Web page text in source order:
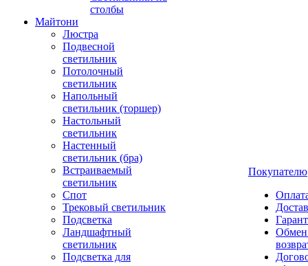
столбы
Майтони
Люстра
Подвесной
светильник
Потолочный
светильник
Напольный
светильник (торшер)
Настольный
светильник
Настенный
светильник (бра)
Встраиваемый
светильник
Спот
Трековый светильник
Подсветка
Ландшафтный
светильник
Подсветка для
Покупателю